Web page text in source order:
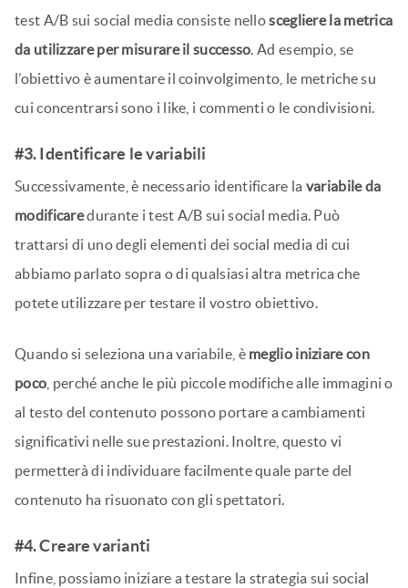
test A/B sui social media consiste nelloscegliere la metrica
da utilizzare per misurare il successo. Ad esempio, se
l’obiettivo è aumentare il coinvolgimento, le metriche su
cui concentrarsi sono i like, i commenti o le condivisioni.
#3. Identificare le variabili
Successivamente, è necessario identificare la variabile da
modificaredurante i test A/B sui social media. Può
trattarsi di uno degli elementi dei social media di cui
abbiamo parlato sopra o di qualsiasi altra metrica che
potete utilizzare per testare il vostro obiettivo.
Quando si seleziona una variabile, è meglio iniziare con
poco , perché anche le più piccole modifiche alle immagini o
al testo del contenuto possono portare a cambiamenti
significativi nelle sue prestazioni. Inoltre, questo vi
permetterà di individuare facilmente quale parte del
contenuto ha risuonato con gli spettatori.
#4. Creare varianti
Infine, possiamo iniziare a testare la strategia sui social